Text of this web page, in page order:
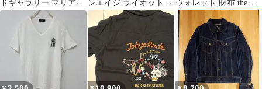
ドギャラリー マリア
ベレー帽 よこい帽子
ンエイジ ライオット×
ルードギャラリー Tシ
ャツ L
ウォレット 財布 the
birthday